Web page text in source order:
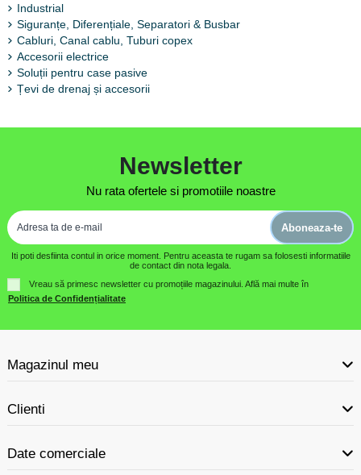
Industrial
Siguranțe, Diferențiale, Separatori & Busbar
Cabluri, Canal cablu, Tuburi copex
Accesorii electrice
Soluții pentru case pasive
Țevi de drenaj și accesorii
Newsletter
Nu rata ofertele si promotiile noastre
Aboneaza-te
Iti poti desfiinta contul in orice moment. Pentru aceasta te rugam sa folosesti informatiile
de contact din nota legala.
Vreau să primesc newsletter cu promoțiile magazinului. Află mai multe în
Politica de Confidențialitate
Magazinul meu
Clienti
Date comerciale